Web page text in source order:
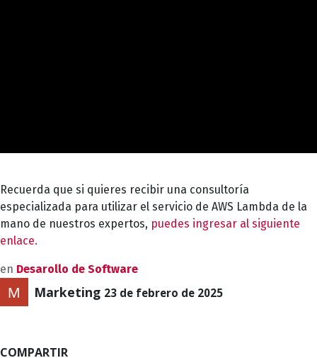
Recuerda que si quieres recibir una consultoría
especializada para utilizar el servicio de AWS Lambda de la
mano de nuestros expertos, puedes ingresar al siguiente
enlace.
en Desarollo de Software
Marketing 23 de febrero de 2025
COMPARTIR